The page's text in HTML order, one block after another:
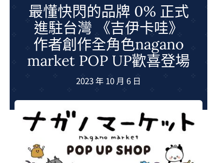
生活美學
購屋指南
GCU大賽
最懂快閃的品牌 0% 正式
進駐台灣 《吉伊卡哇》
作者創作全角色nagano
market POP UP歡喜登場
2023 年 10 月 6 日